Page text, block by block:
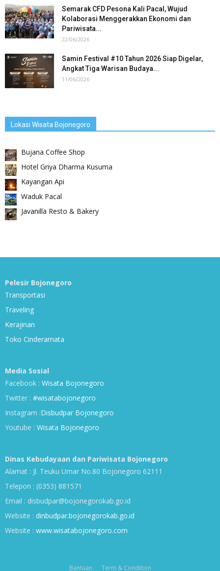
Semarak CFD Pesona Kali Pacal, Wujud
Kolaborasi Menggerakkan Ekonomi dan
Pariwisata...
22/06/2026
Samin Festival #10 Tahun 2026 Siap Digelar,
Angkat Tiga Warisan Budaya...
11/06/2026
Lokasi Wisata Bojonegoro
Bujana Coffee Shop
Hotel Griya Dharma Kusuma
Kayangan Api
Waduk Pacal
Javanilla Resto & Bakery
Pelesir Bojonegoro
Transportasi
Traveling
Kerajinan
Toko Cinderamata
Media Sosial
Facebook : Wisata Bojonegoro
Twitter : #wisatabojonegoro
Instagram :Disbudpar Bojonegoro
Youtube : Wisata Bojonegoro
Dinas Kebudayaan dan Pariwisata Bojonegoro
Alamat : Jl. Teuku Umar No.80 Bojonegoro 62111
Telepon : (0353) 881571
Email : disbudpar@bojonegorokab.go.id
Website : dinbudpar.bojonegorokab.go.id
Website : www.wisatabojonegoro.com
Bantuan Term & Condition